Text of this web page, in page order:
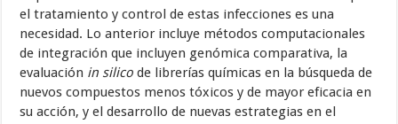
el tratamiento y control de estas infecciones es una
necesidad. Lo anterior incluye métodos computacionales
de integración que incluyen genómica comparativa, la
evaluación in silico de librerías químicas en la búsqueda de
nuevos compuestos menos tóxicos y de mayor eficacia en
su acción, y el desarrollo de nuevas estrategias en el